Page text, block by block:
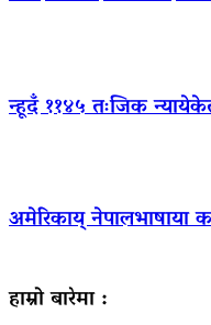
न्हूदँ ११४५ तःजिक
अमेरिकाय् नेपालभाषाया
हाम्रो बारेमा :